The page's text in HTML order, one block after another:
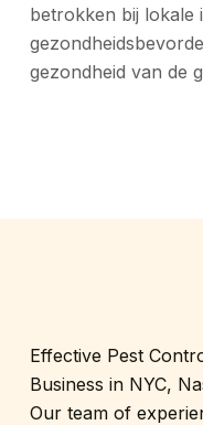
betrokken bij lokale
gezondheid van de
Effective Pest
Business in NYC,
Our team of